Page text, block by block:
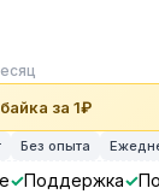
за 1₽
Без опыта
Поддержка